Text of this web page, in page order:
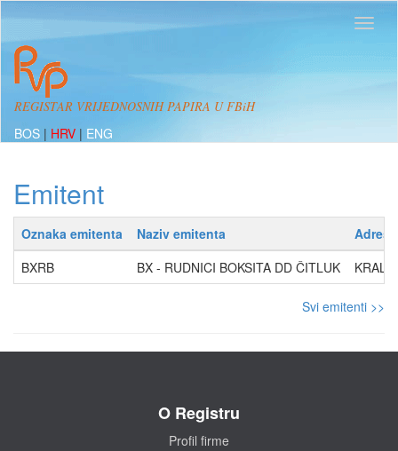
REGISTAR VRIJEDNOSNIH PAPIRA U FBiH
BOS | HRV | ENG
Emitent
Oznaka emitenta Naziv emitenta
Adresa
BXRB
BX - RUDNICI BOKSITA DD ČITLUK
Svi emitenti >>
O Registru
Profil firme